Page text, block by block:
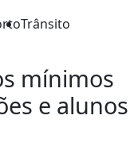
Trânsito
mínimos
e alunos